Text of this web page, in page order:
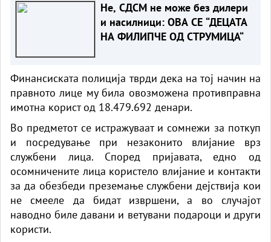
Не, СДСМ не може без дилери
и насилници: ОВА СЕ “ДЕЦАТА
НА ФИЛИПЧЕ ОД СТРУМИЦА“
Финансиската полиција тврди дека на тој начин на
правното лице му била овозможена противправна
имотна корист од 18.479.692 денари.
Во предметот се истражуваат и сомнежи за поткуп
и посредување при незаконито влијание врз
службени лица. Според пријавата, едно од
осомничените лица користело влијание и контакти
за да обезбеди преземање службени дејствија кои
не смееле да бидат извршени, а во случајот
наводно биле давани и ветувани подароци и други
користи.